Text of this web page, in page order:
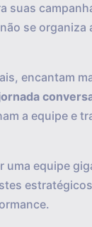
suas
se
encantam
a equipe e
equipe